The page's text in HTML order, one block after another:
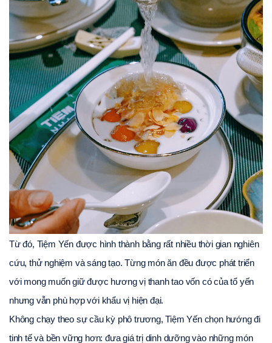
Từ đó, Tiệm Yến được hình thành bằng rất nhiều thời gian nghiên
cứu, thử nghiệm và sáng tạo. Từng món ăn đều được phát triển
với mong muốn giữ được hương vị thanh tao vốn có của tổ yến
nhưng vẫn phù hợp với khẩu vị hiện đại.
Không chạy theo sự cầu kỳ phô trương, Tiệm Yến chọn hướng đi
tinh tế và bền vững hơn: đưa giá trị dinh dưỡng vào những món